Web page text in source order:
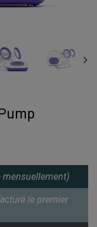
mensuellement)
le premier